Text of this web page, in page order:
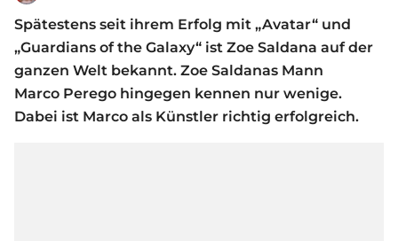
Spätestens seit ihrem Erfolg mit „Avatar“ und
„Guardians of the Galaxy“ ist Zoe Saldana auf der
ganzen Welt bekannt. Zoe Saldanas Mann
Marco Perego hingegen kennen nur wenige.
Dabei ist Marco als Künstler richtig erfolgreich.